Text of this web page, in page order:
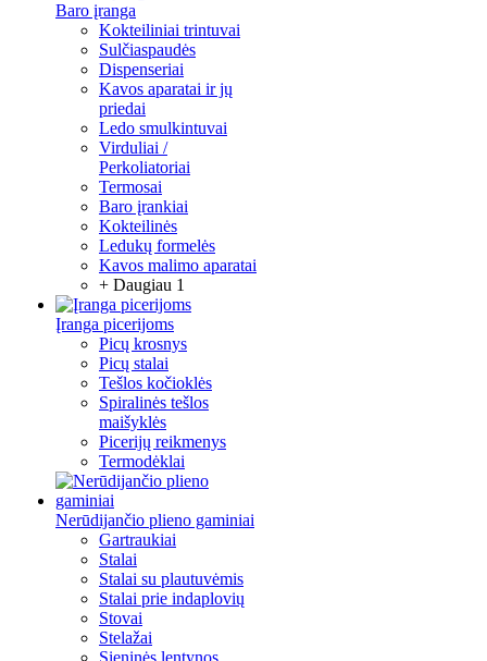
Baro įranga
Kokteiliniai trintuvai
Sulčiaspaudės
Dispenseriai
Kavos aparatai ir jų
priedai
Ledo smulkintuvai
Virduliai /
Perkoliatoriai
Termosai
Baro įrankiai
Kokteilinės
Ledukų formelės
Kavos malimo aparatai
+ Daugiau 1
Įranga picerijoms
Picų krosnys
Picų stalai
Tešlos kočioklės
Spiralinės tešlos
maišyklės
Picerijų reikmenys
Termodėklai
Nerūdijančio plieno gaminiai
Gartraukiai
Stalai
Stalai su plautuvėmis
Stalai prie indaplovių
Stovai
Stelažai
Sieninės lentynos